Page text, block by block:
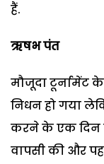
हैं.
ऋषभ पंत
मौजूदा
निधन हो गया
करने के एक दिन
वापसी की और